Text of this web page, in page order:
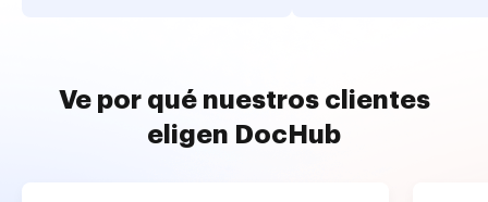
Ve por qué nuestros clientes
eligen DocHub